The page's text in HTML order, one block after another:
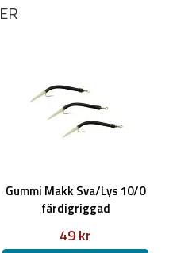
Gummi Makk Sva/Lys 10/0
färdigriggad
49 kr